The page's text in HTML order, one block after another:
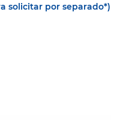
solicitar por separado*)